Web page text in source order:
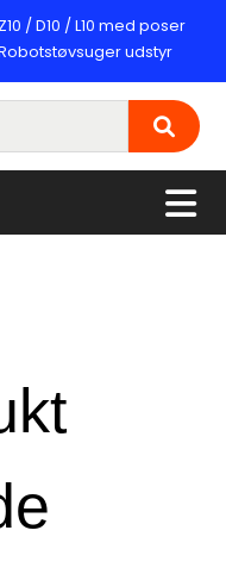
/ D10 / L10 med poser
udstyr